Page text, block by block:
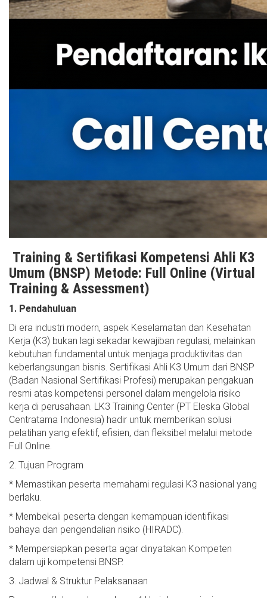
Training & Sertifikasi Kompetensi Ahli K3
Umum (BNSP) Metode: Full Online (Virtual
Training & Assessment)
1. Pendahuluan
Di era industri modern, aspek Keselamatan dan Kesehatan
Kerja (K3) bukan lagi sekadar kewajiban regulasi, melainkan
kebutuhan fundamental untuk menjaga produktivitas dan
keberlangsungan bisnis. Sertifikasi Ahli K3 Umum dari BNSP
(Badan Nasional Sertifikasi Profesi) merupakan pengakuan
resmi atas kompetensi personel dalam mengelola risiko
kerja di perusahaan. LK3 Training Center (PT Eleska Global
Centratama Indonesia) hadir untuk memberikan solusi
pelatihan yang efektif, efisien, dan fleksibel melalui metode
Full Online.
2. Tujuan Program
* Memastikan peserta memahami regulasi K3 nasional yang
berlaku.
* Membekali peserta dengan kemampuan identifikasi
bahaya dan pengendalian risiko (HIRADC).
* Mempersiapkan peserta agar dinyatakan Kompeten
dalam uji kompetensi BNSP.
3. Jadwal & Struktur Pelaksanaan